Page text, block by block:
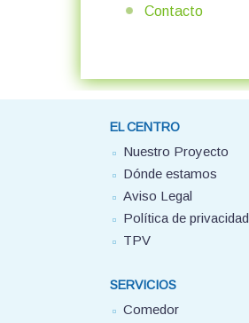
Contacto
EL CENTRO
Nuestro Proyecto
Dónde estamos
Aviso Legal
Política de privacidad
TPV
SERVICIOS
Comedor